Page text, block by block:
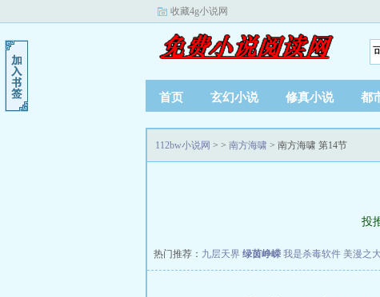
收藏4g小说网
首页 玄幻小说 修真小说 都
112bw小说网 > > 南方海啸 > 南方海啸 第14节
投
热门推荐： 九层天界 绿茵峥嵘 我是杀毒软件 美漫之